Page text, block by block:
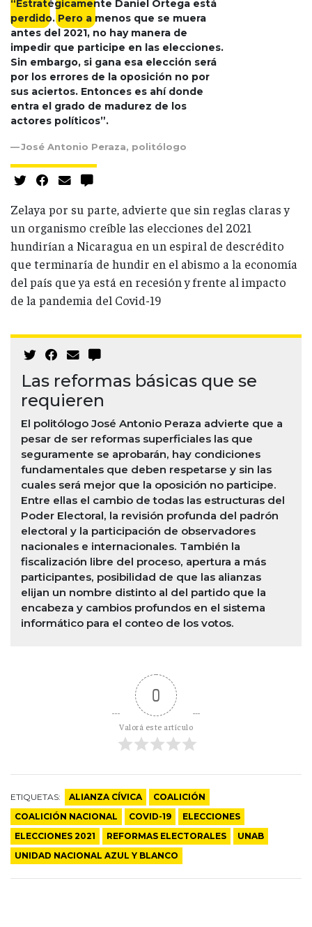
“Estratégicamente Daniel Ortega está
perdido. Pero a menos que se muera
antes del 2021, no hay manera de
impedir que participe en las elecciones.
Sin embargo, si gana esa elección será
por los errores de la oposición no por
sus aciertos. Entonces es ahí donde
entra el grado de madurez de los
actores políticos”.
José Antonio Peraza, politólogo
Zelaya por su parte, advierte que sin reglas claras y
un organismo creíble las elecciones del 2021
hundirían a Nicaragua en un espiral de descrédito
que terminaría de hundir en el abismo a la economía
del país que ya está en recesión y frente al impacto
de la pandemia del Covid-19
Las reformas básicas que se
requieren
El politólogo José Antonio Peraza advierte que a
pesar de ser reformas superficiales las que
seguramente se aprobarán, hay condiciones
fundamentales que deben respetarse y sin las
cuales será mejor que la oposición no participe.
Entre ellas el cambio de todas las estructuras del
Poder Electoral, la revisión profunda del padrón
electoral y la participación de observadores
nacionales e internacionales. También la
fiscalización libre del proceso, apertura a más
participantes, posibilidad de que las alianzas
elijan un nombre distinto al del partido que la
encabeza y cambios profundos en el sistema
informático para el conteo de los votos.
0
Valorá este artículo
ETIQUETAS: ALIANZA CÍVICA
COALICIÓN
COALICIÓN NACIONAL
COVID-19
ELECCIONES
ELECCIONES 2021
REFORMAS ELECTORALES
UNAB
UNIDAD NACIONAL AZUL Y BLANCO